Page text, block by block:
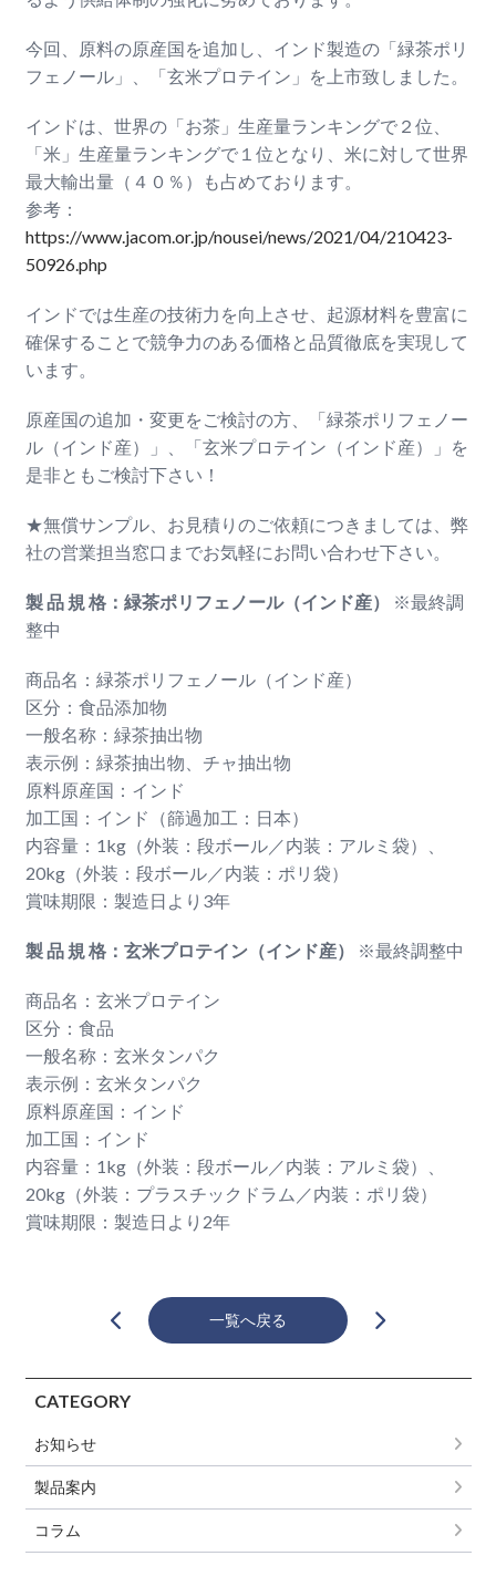
今回、原料の原産国を追加し、インド製造の「緑茶ポリ
フェノール」、「玄米プロテイン」を上市致しました。
インドは、世界の「お茶」生産量ランキングで２位、
「米」生産量ランキングで１位となり、米に対して世界
最大輸出量（４０％）も占めております。
参考：
https://www.jacom.or.jp/nousei/news/2021/04/210423-
50926.php
インドでは生産の技術力を向上させ、起源材料を豊富に
確保することで競争力のある価格と品質徹底を実現して
います。
原産国の追加・変更をご検討の方、「緑茶ポリフェノー
ル（インド産）」、「玄米プロテイン（インド産）」を
是非ともご検討下さい！
★無償サンプル、お見積りのご依頼につきましては、弊
社の営業担当窓口までお気軽にお問い合わせ下さい。
製 品 規 格：緑茶ポリフェノール（インド産）
※最終調
整中
商品名：緑茶ポリフェノール（インド産）
区分：食品添加物
一般名称：緑茶抽出物
表示例：緑茶抽出物、チャ抽出物
原料原産国：インド
加工国：インド（篩過加工：日本）
内容量：1kg（外装：段ボール／内装：アルミ袋）、
20kg（外装：段ボール／内装：ポリ袋）
賞味期限：製造日より3年
製 品 規 格：玄米プロテイン（インド産） ※最終調整中
商品名：玄米プロテイン
区分：食品
一般名称：玄米タンパク
表示例：玄米タンパク
原料原産国：インド
加工国：インド
内容量：1kg（外装：段ボール／内装：アルミ袋）、
20kg（外装：プラスチックドラム／内装：ポリ袋）
賞味期限：製造日より2年
一覧へ戻る
CATEGORY
お知らせ
製品案内
コラム